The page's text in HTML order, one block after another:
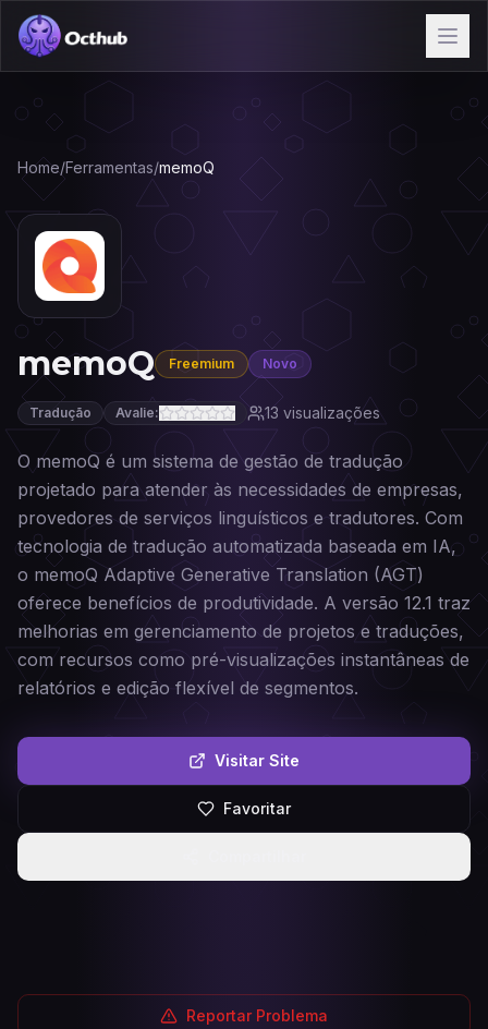
Home/Ferramentas/memoQ
memoQ Freemium Novo
Tradução Avalie: 13 visualizações
O memoQ é um sistema de gestão de tradução
projetado para atender às necessidades de empresas,
provedores de serviços linguísticos e tradutores. Com
tecnologia de tradução automatizada baseada em IA,
o memoQ Adaptive Generative Translation (AGT)
oferece benefícios de produtividade. A versão 12.1 traz
melhorias em gerenciamento de projetos e traduções,
com recursos como pré-visualizações instantâneas de
relatórios e edição flexível de segmentos.
Visitar Site
Favoritar
Reportar Problema